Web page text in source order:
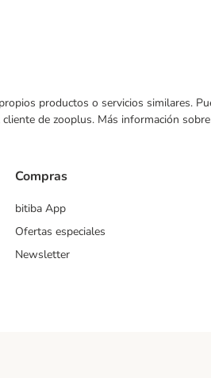
productos o servicios similares.
de zooplus. Más información sobre
Compras
bitiba App
Ofertas especiales
Newsletter